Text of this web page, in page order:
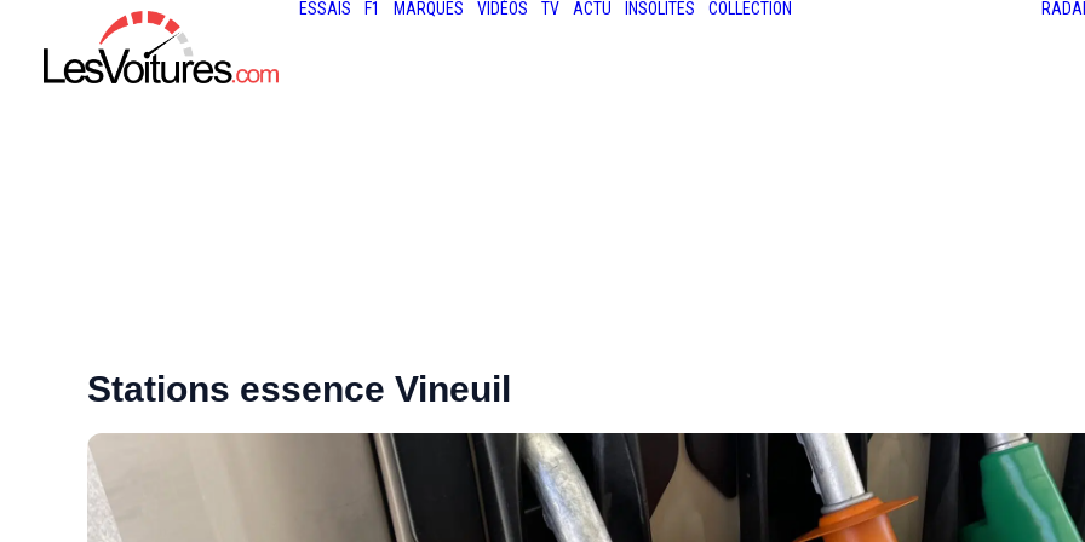
ESSAIS F1 MARQUES VIDÉOS TV ACTU INSOLITES COLLECTION
Stations essence Vineuil